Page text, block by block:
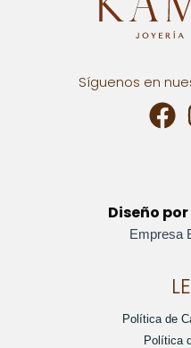
Síguenos en
Diseño por
Empresa
Política de
Política